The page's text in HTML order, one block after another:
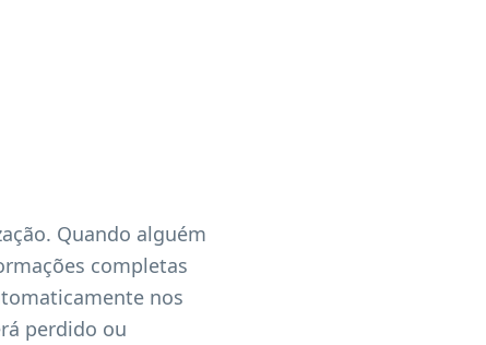
Quando alguém
completas
nos
perdido ou